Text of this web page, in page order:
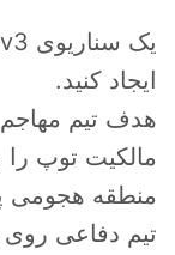
ایجاد کنید.
هدف تیم مهاجم
مالکیت توپ را
منطقه هجومی
تیم دفاعی